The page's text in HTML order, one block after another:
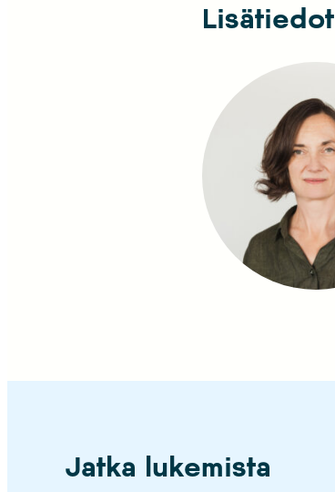
Lisätiedot
Jatka lukemista